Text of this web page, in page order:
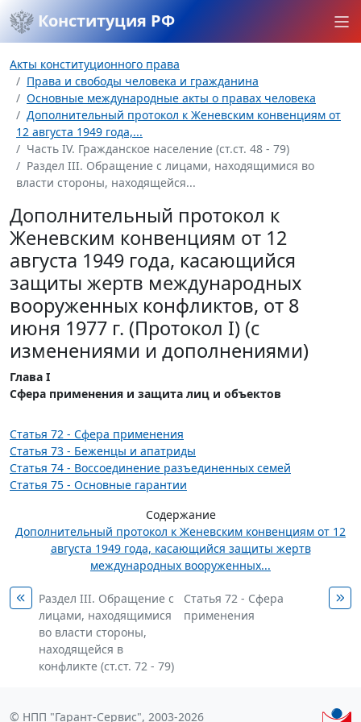
Конституция РФ
Акты конституционного права
Права и свободы человека и гражданина
Основные международные акты о правах человека
Дополнительный протокол к Женевским конвенциям от
12 августа 1949 года,...
Часть IV. Гражданское население (ст.ст. 48 - 79)
Раздел III. Обращение с лицами, находящимися во
власти стороны, находящейся...
Дополнительный протокол к
Женевским конвенциям от 12
августа 1949 года, касающийся
защиты жертв международных
вооруженных конфликтов, от 8
июня 1977 г. (Протокол I) (с
изменениями и дополнениями)
Глава I
Сфера применения и защита лиц и объектов
Статья 72 - Сфера применения
Статья 73 - Беженцы и апатриды
Статья 74 - Воссоединение разъединенных семей
Статья 75 - Основные гарантии
Содержание
Дополнительный протокол к Женевским конвенциям от 12
августа 1949 года, касающийся защиты жертв
международных вооруженных...
Раздел III. Обращение с
лицами, находящимися
во власти стороны,
находящейся в
конфликте (ст.ст. 72 - 79)
Статья 72 - Сфера
применения
© НПП "Гарант-Сервис", 2003-2026